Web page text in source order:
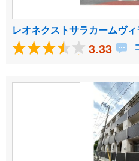
レオネクストサラカームヴィ
3.33